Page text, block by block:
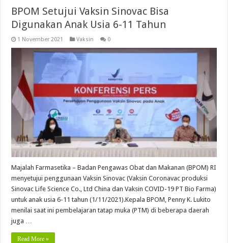
BPOM Setujui Vaksin Sinovac Bisa
Digunakan Anak Usia 6-11 Tahun
1 November 2021 Vaksin 0
Majalah Farmasetika – Badan Pengawas Obat dan Makanan (BPOM) RI
menyetujui penggunaan Vaksin Sinovac (Vaksin Coronavac produksi
Sinovac Life Science Co., Ltd China dan Vaksin COVID-19 PT Bio Farma)
untuk anak usia 6-11 tahun (1/11/2021).Kepala BPOM, Penny K. Lukito
menilai saat ini pembelajaran tatap muka (PTM) di beberapa daerah
juga …
Read More »